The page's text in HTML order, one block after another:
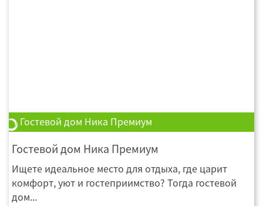
Гостевой дом Ника Премиум
Гостевой дом Ника Премиум
Ищете идеальное место для отдыха, где царит
комфорт, уют и гостеприимство? Тогда гостевой
дом...